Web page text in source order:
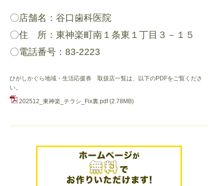
〇店舗名：谷口歯科医院
〇住 所：東神楽町南１条東１丁目３－１５
〇電話番号：83-2223
ひがしかぐら地域・生活応援券 取扱店一覧は、以下のPDFをご覧くださ
い。
202512_東神楽_チラシ_Fix裏.pdf (2.78MB)